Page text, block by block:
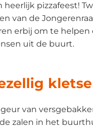
heerlijk pizzafeest!
van de
erbij om te
uit de buurt.
van
zalen in het